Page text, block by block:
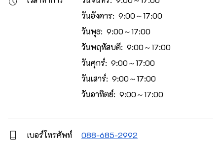
วันอังคาร: 9:00～17:00
วันพุธ: 9:00～17:00
วันพฤหัสบดี: 9:00～17:00
วันศุกร์: 9:00～17:00
วันเสาร์: 9:00～17:00
วันอาทิตย์: 9:00～17:00
เบอร์โทรศัพท์ 088-685-2992